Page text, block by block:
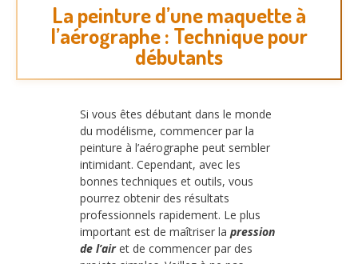
La peinture d’une maquette à
l’aérographe : Technique pour
débutants
Si vous êtes débutant dans le monde
du modélisme, commencer par la
peinture à l’aérographe peut sembler
intimidant. Cependant, avec les
bonnes techniques et outils, vous
pourrez obtenir des résultats
professionnels rapidement. Le plus
important est de maîtriser la pression
de l’airet de commencer par des